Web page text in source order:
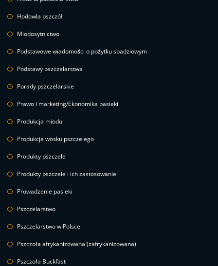
Hodowla pszczół
Miodosytnictwo
Podstawowe wiadomości o pożytku spadziowym
Podstawy pszczelarstwa
Porady pszczelarskie
Prawo i marketing/Ekonomika pasieki
Produkcja miodu
Produkcja wosku pszczelego
Produkty pszczele
Produkty pszczele i ich zastosowanie
Prowadzenie pasieki
Pszczelarstwo
Pszczelarstwo w Polsce
Pszczoła afrykanizowana (zafrykanizowana)
Pszczoła Buckfast